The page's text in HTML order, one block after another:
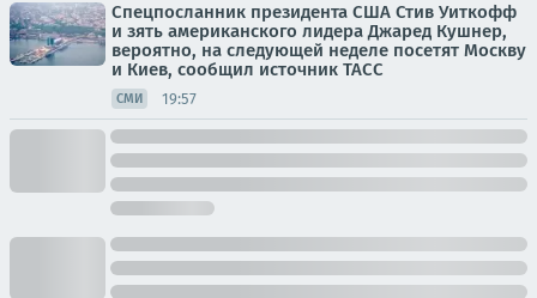
Спецпосланник президента США Стив Уиткофф
и зять американского лидера Джаред Кушнер,
вероятно, на следующей неделе посетят Москву
и Киев, сообщил источник ТАСС
СМИ 19:57